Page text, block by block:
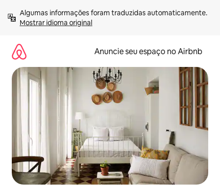
para
Mostrar idioma original
Anuncie seu espaço no Airbnb